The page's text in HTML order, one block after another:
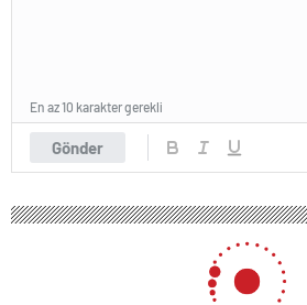
Gönder
En az 10 karakter gerekli